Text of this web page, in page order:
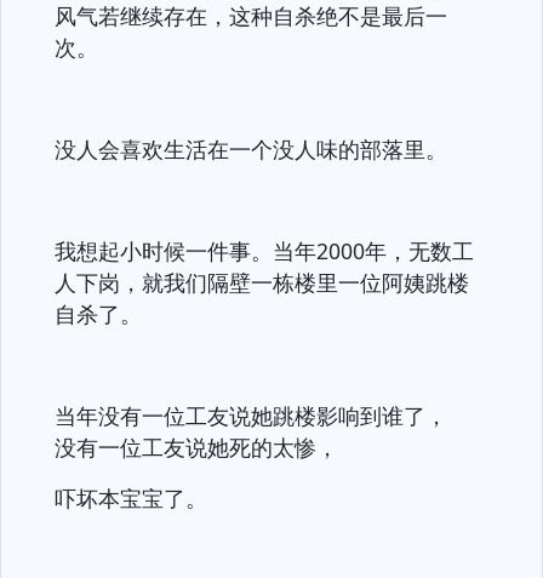
风气若继续存在，这种自杀绝不是最后一
次。
没人会喜欢生活在一个没人味的部落里。
我想起小时候一件事。当年2000年，无数工
人下岗，就我们隔壁一栋楼里一位阿姨跳楼
自杀了。
当年没有一位工友说她跳楼影响到谁了，
没有一位工友说她死的太惨，
吓坏本宝宝了。